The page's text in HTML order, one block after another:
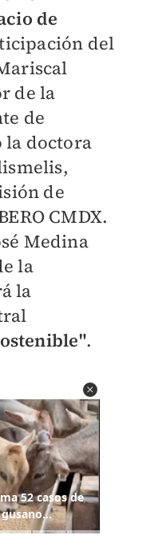
de
del
de la
de
la doctora
de
CMDX.
Medina
la
la
.